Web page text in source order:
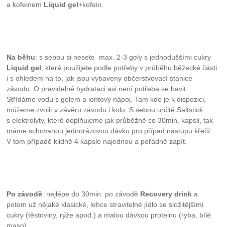
a kofeinem Liquid gel+kofein.
Na běhu: s sebou si nesete max. 2-3 gely s jednoduššími cukry
Liquid gel, které použijete podle potřeby v průběhu běžecké části
i s ohledem na to, jak jsou vybaveny občerstvovací stanice
závodu. O pravidelné hydrataci asi není potřeba se bavit.
Střídáme vodu s gelem a iontový nápoj. Tam kde je k dispozici,
můžeme zvolit v závěru závodu i kolu. S sebou určitě Saltstick
s elektrolyty, které doplňujeme jak průběžně co 30min. kapsli, tak
máme schovanou jednorázovou dávku pro případ nástupu křečí.
V tom případě klidně 4 kapsle najednou a pořádně zapít.
Po závodě: nejlépe do 30min. po závodě Recovery drink a
potom už nějaké klasické, lehce stravitelné jídlo se složitějšími
cukry (těstoviny, rýže apod.) a malou dávkou proteinu (ryba, bílé